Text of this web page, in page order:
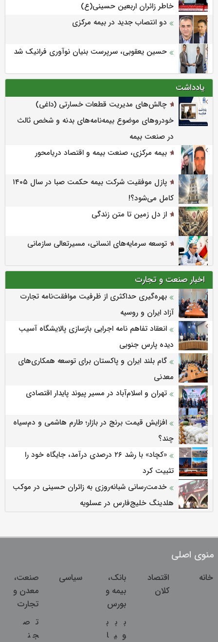
خاطر زائران اربعین حسینی(ع)
دو انتصاب جدید در بیمه مرکزی
حسین یعقوبی، سرپرست بنیان نوآوری فرانیک شد
یادداشت
چالش‌های مدیریت قطعات خسارتی (داغی)
خودروهای موضوع بیمه‌نامه‌های بدنه و شخص ثالث
در صنعت بیمه
بیمه مرکزی، صنعت بیمه و اقتصاد دریامحور
پازل موفقیت شرکت بیمه حکمت صبا در سال ۱۴۰۵
کامل می‌شود؟!
از دل زمین تا متن زندگی
توسعه سرمایه‌های انسانی، مسیرتعالی سازمانی
اخبار صنعت و تجارت
بهره‌گیری حداکثری از ظرفیت موافقت‌نامه تجارت
آزاد ایران و روسیه
انعقاد تفاهم نامه اجرایی بازسازی پالایشگاه آسیب
دیده پارس جنوبی
گام بلند ایران و پاکستان برای توسعه همکاری‌های
معدنی
تهران و اسلام‌آباد در مسیر پیوند پایدار اقتصادی
افزایش قیمت برنج در بازار؛ طارم هاشمی و دم‌سیاه
چند؟
«کچاد» با رشد ۲۶ درصدی درآمد، جایگاه خود را
تثبیت کرد
خدمت‌رسانی شبانه‌روزی به زائران حسینی در موکب
هلدینگ خلیج‌فارس در عسلویه
منوی اصلی
خانه
اقتصاد
کلان
بانک،
بیمه و
بورس
ب
و
ب
ی
ب
ا
سیاسی
صنعت،
معدن و
تجارت
ت
ج
ص
ن